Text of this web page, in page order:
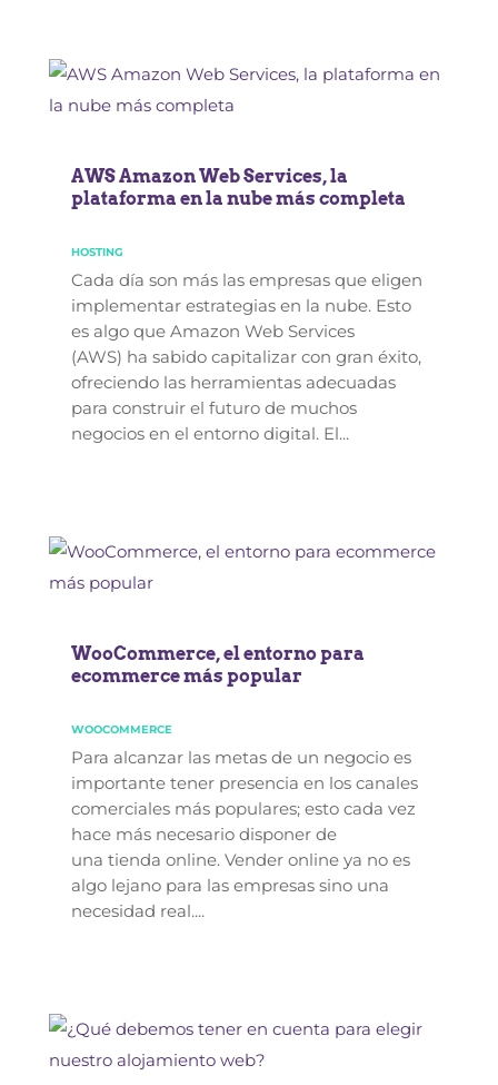
AWS Amazon Web Services, la
plataforma en la nube más completa
HOSTING
Cada día son más las empresas que eligen
implementar estrategias en la nube. Esto
es algo que Amazon Web Services
(AWS) ha sabido capitalizar con gran éxito,
ofreciendo las herramientas adecuadas
para construir el futuro de muchos
negocios en el entorno digital. El...
WooCommerce, el entorno para
ecommerce más popular
WOOCOMMERCE
Para alcanzar las metas de un negocio es
importante tener presencia en los canales
comerciales más populares; esto cada vez
hace más necesario disponer de
una tienda online. Vender online ya no es
algo lejano para las empresas sino una
necesidad real....